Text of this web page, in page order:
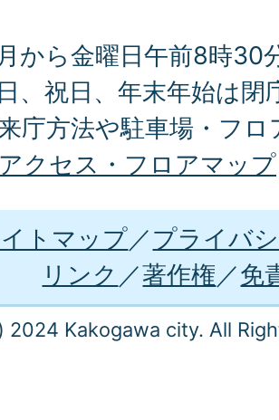
から金曜日午前8時30
、祝日、年末年始は閉
庁方法や駐車場・フ
クセス・フロアマップ
トマップ
プライバ
リンク
著作権 免
2024 Kakogawa city. All